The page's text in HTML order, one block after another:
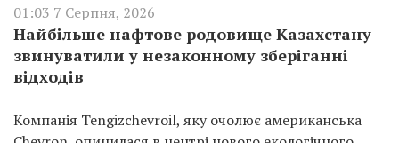
01:03 7 Серпня, 2026
Найбільше нафтове родовище Казахстану
звинуватили у незаконному зберіганні
відходів
Компанія Tengizchevroil, яку очолює американська